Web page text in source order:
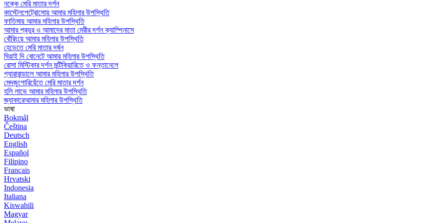
নক্কে মেরি মাতার দর্শন
কাস্টেলপেট্রোসোয় আমার মহিলার উপস্থিতি
ফাতিমায় আমার মহিলার উপস্থিতি
আমার প্রভুর ও আমাদের মাতা মেরীর দর্শন ক্যাম্পিনাসে
বোঁরিংয়ে আমার মহিলার উপস্থিতি
হেডেতে মেরি মাতার দর্ষন
ঘিয়াই দি বোনেটে আমার মহিলার উপস্থিতি
রোসা মিস্টিকার দর্শন মন্টিকিয়ারিতে ও ফন্তানেলে
গ্যারাবান্ডালে আমার মহিলার উপস্থিতি
মেদজুগোরিয়েঁতে মেরি মাতার দর্শন
হলি লাভে আমার মহিলার উপস্থিতি
জ্যাকারেআমার মহিলার উপস্থিতি
ভাষা
Bokmål
Čeština
Deutsch
English
Español
Filipino
Français
Hrvatski
Indonesia
Italiana
Kiswahili
Magyar